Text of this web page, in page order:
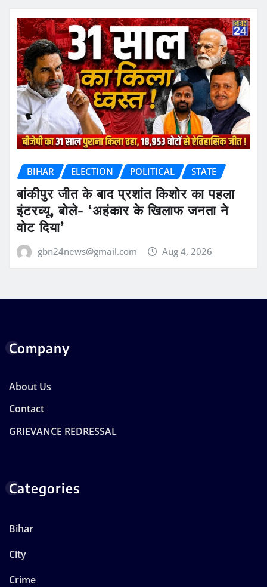
BIHAR ELECTION POLITICAL STATE
बांकीपुर जीत के बाद प्रशांत किशोर का पहला
इंटरव्यू, बोले- ‘अहंकार के खिलाफ जनता ने
वोट दिया’
gbn24news@gmail.com Aug 4, 2026
Company
About Us
Contact
GRIEVANCE REDRESSAL
Categories
Bihar
City
Crime